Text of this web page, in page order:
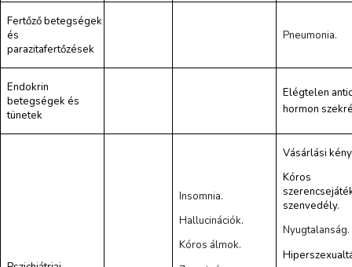
Fertőző betegségek
és
parazitafertőzések
Pneumonia.
Endokrin
betegségek és
tünetek
Elégtelen
hormon
Insomnia.
Hallucinációk.
Kóros álmok.
Vásárlási
Kóros
szenvedély.
Nyugtalanság.